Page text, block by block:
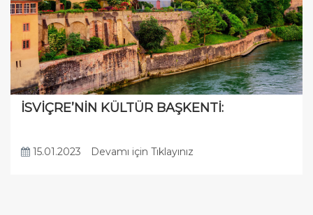
İSVİÇRE’NİN KÜLTÜR BAŞKENTİ:
15.01.2023 Devamı için Tıklayınız